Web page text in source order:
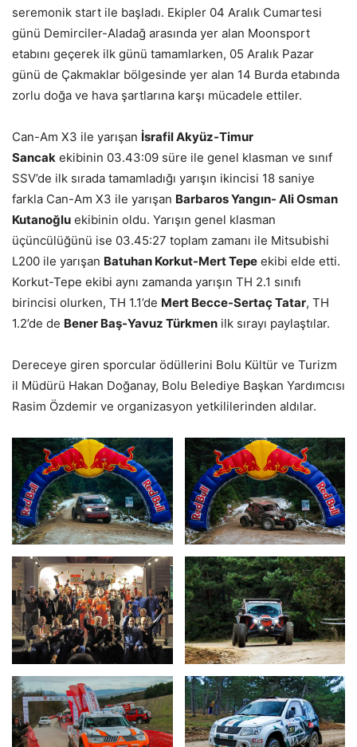
seremonik start ile başladı. Ekipler 04 Aralık Cumartesi
günü Demirciler-Aladağ arasında yer alan Moonsport
etabını geçerek ilk günü tamamlarken, 05 Aralık Pazar
günü de Çakmaklar bölgesinde yer alan 14 Burda etabında
zorlu doğa ve hava şartlarına karşı mücadele ettiler.
Can-Am X3 ile yarışan İsrafil Akyüz-Timur
Sancak ekibinin 03.43:09 süre ile genel klasman ve sınıf
SSV’de ilk sırada tamamladığı yarışın ikincisi 18 saniye
farkla Can-Am X3 ile yarışan Barbaros Yangın- Ali Osman
Kutanoğlu ekibinin oldu. Yarışın genel klasman
üçüncülüğünü ise 03.45:27 toplam zamanı ile Mitsubishi
L200 ile yarışan Batuhan Korkut-Mert Tepe ekibi elde etti.
Korkut-Tepe ekibi aynı zamanda yarışın TH 2.1 sınıfı
birincisi olurken, TH 1.1’de Mert Becce-Sertaç Tatar, TH
1.2’de de Bener Baş-Yavuz Türkmen ilk sırayı paylaştılar.
Dereceye giren sporcular ödüllerini Bolu Kültür ve Turizm
il Müdürü Hakan Doğanay, Bolu Belediye Başkan Yardımcısı
Rasim Özdemir ve organizasyon yetkililerinden aldılar.